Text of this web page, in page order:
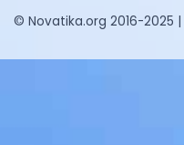
© Novatika.org 2016-2025 |